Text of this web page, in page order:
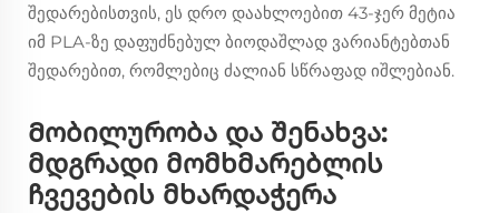
შედარებისთვის, ეს დრო დაახლოებით 43-ჯერ მეტია
იმ PLA-ზე დაფუძნებულ ბიოდაშლად ვარიანტებთან
შედარებით, რომლებიც ძალიან სწრაფად იშლებიან.
Მობილურობა და შენახვა:
მდგრადი მომხმარებლის
ჩვევების მხარდაჭერა